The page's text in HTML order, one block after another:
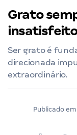
Grato
Ser grato é
direcionada
extraordinário.
Publicado em